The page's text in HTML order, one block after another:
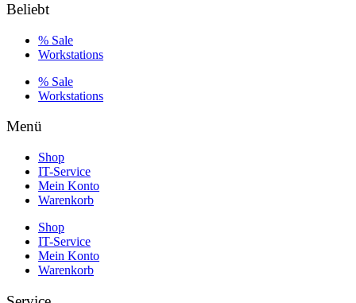
Beliebt
% Sale
Workstations
% Sale
Workstations
Menü
Shop
IT-Service
Mein Konto
Warenkorb
Shop
IT-Service
Mein Konto
Warenkorb